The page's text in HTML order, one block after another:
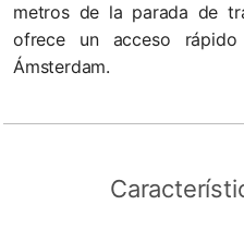
metros de la parada de
ofrece un acceso
Ámsterdam.